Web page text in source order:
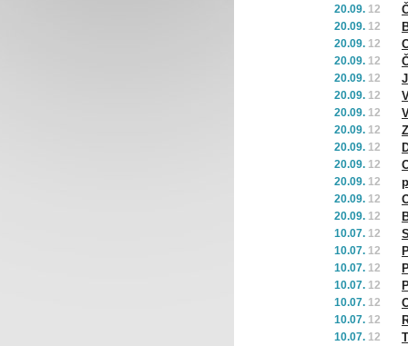
20.09. 12
20.09. 12
20.09. 12
20.09. 12
20.09. 12
20.09. 12
20.09. 12
20.09. 12
20.09. 12
20.09. 12
20.09. 12
20.09. 12
20.09. 12
10.07. 12
10.07. 12
10.07. 12
10.07. 12
10.07. 12
10.07. 12
10.07. 12